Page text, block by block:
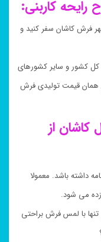
فرش کاشان سفر کنید و
کشور و سایر کشورهای
همان قیمت تولیدی فرش
از
داشته باشد. معمولا
می شود.
با لمس فرش براحتی